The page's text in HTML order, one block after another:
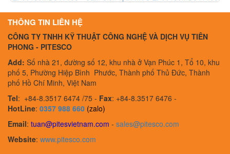
THÔNG TIN LIÊN HỆ
CÔNG TY TNHH KỸ THUẬT CÔNG NGHỆ VÀ DỊCH VỤ TIÊN
PHONG - PITESCO
Add: Số nhà 21, đường số 12, khu nhà ở Vạn Phúc 1, Tổ 10, khu
phố 5, Phường Hiệp Bình Phước, Thành phố Thủ Đức, Thành
phố Hồ Chí Minh, Việt Nam
Tel: +84-8.3517 6474 /75 - Fax: +84-8.3517 6476 -
HotLine: 0357 988 660 (zalo)
Email: tuan@pitesvietnam.com - sales@pitesco.com
Website: www.pitesco.com